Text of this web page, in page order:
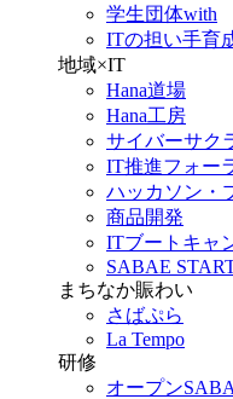
学生団体with
ITの担い手育
地域×IT
Hana道場
Hana工房
サイバーサク
IT推進フォー
ハッカソン・
商品開発
ITブートキャ
SABAE
まちなか賑わい
さばぷら
La Tempo
研修
オープン